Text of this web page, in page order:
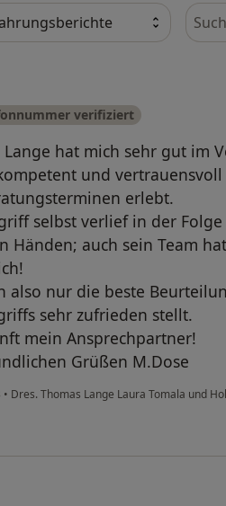
verifiziert
Lange hat mich sehr gut im
und
erlebt.
selbst verlief in der
Händen; auch sein Team
also nur die beste
sehr zufrieden stellt.
mein Ansprechpartner!
Grüßen M.Dose
• Dres. Thomas Lange Laura Tomala und